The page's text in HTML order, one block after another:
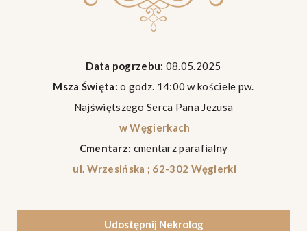
Data pogrzebu: 08.05.2025
Msza Święta: o godz. 14:00 w kościele pw.
Najświętszego Serca Pana Jezusa
w Węgierkach
Cmentarz: cmentarz parafialny
ul. Wrzesińska ; 62-302 Węgierki
Udostępnij Nekrolog